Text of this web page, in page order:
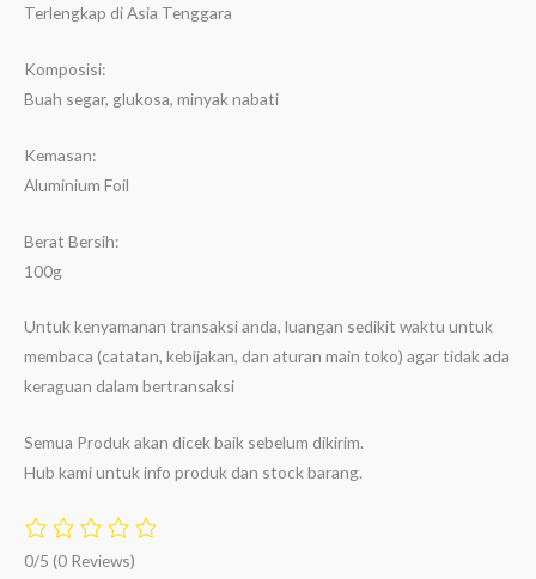
Terlengkap di Asia Tenggara
Komposisi:
Buah segar, glukosa, minyak nabati
Kemasan:
Aluminium Foil
Berat Bersih:
100g
Untuk kenyamanan transaksi anda, luangan sedikit waktu untuk
membaca (catatan, kebijakan, dan aturan main toko) agar tidak ada
keraguan dalam bertransaksi
Semua Produk akan dicek baik sebelum dikirim.
Hub kami untuk info produk dan stock barang.
0/5 (0 Reviews)